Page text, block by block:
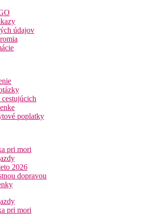
barov a reštaurácií, ktoré ponúkajú
v okolí.
prístup po schodoch
Výhľad park
nealholické nápoje, pivo)
(sušič vlasov)
kanvica
terasa
(pokiaľ nie je uvedené inak, majú izby vyššie
údajov
poplatky
pri mori
2026
dopravou
pri mori